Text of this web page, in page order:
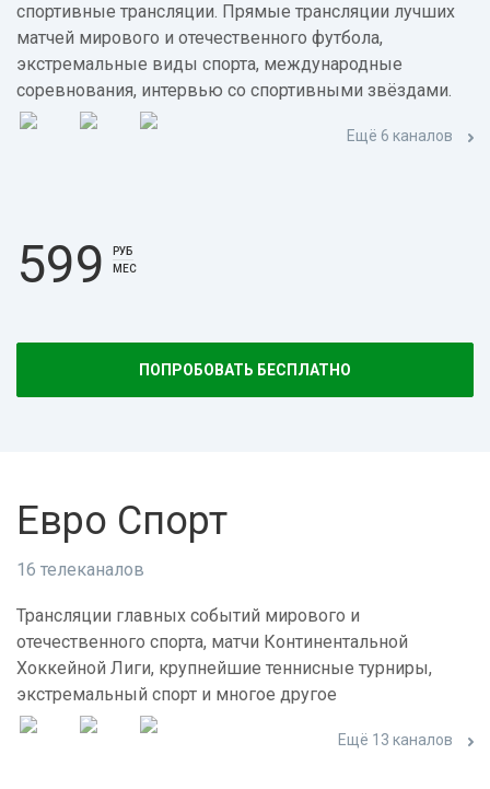
спортивные трансляции. Прямые трансляции лучших
матчей мирового и отечественного футбола,
экстремальные виды спорта, международные
соревнования, интервью со спортивными звёздами.
Ещё 6 каналов
599
РУБ
МЕС
ПОПРОБОВАТЬ БЕСПЛАТНО
Евро Спорт
16 телеканалов
Трансляции главных событий мирового и
отечественного спорта, матчи Континентальной
Хоккейной Лиги, крупнейшие теннисные турниры,
экстремальный спорт и многое другое
Ещё 13 каналов